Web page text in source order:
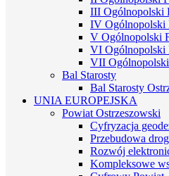
III Ogólnopolski
IV Ogólnopolski
V Ogólnopolski
VI Ogólnopolski
VII Ogólnopolski
Bal Starosty
Bal Starosty
UNIA EUROPEJSKA
Powiat Ostrzeszowski
Cyfryzacja
Przebudowa
Rozwój
Kompleksowe